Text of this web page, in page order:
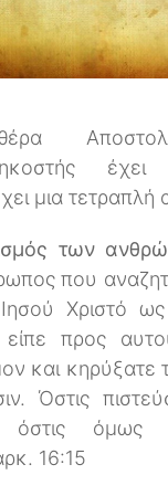
μια
των
που
Χριστό
προς
και κηρύξατε
Όστις
όμως
16:15